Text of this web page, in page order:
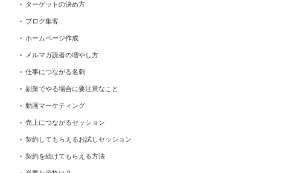
ターゲットの決め方
ブログ集客
ホームページ作成
メルマガ読者の増やし方
仕事につながる名刺
副業でやる場合に要注意なこと
動画マーケティング
売上につながるセッション
契約してもらえるお試しセッション
契約を続けてもらえる方法